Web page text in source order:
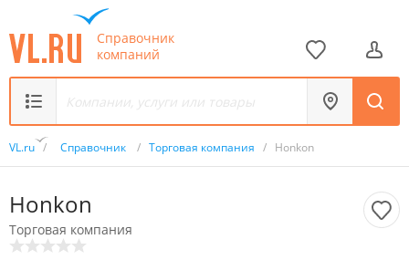
Справочник
компаний
VL.ru / Справочник / Торговая компания / Honkon
Honkon
Торговая компания